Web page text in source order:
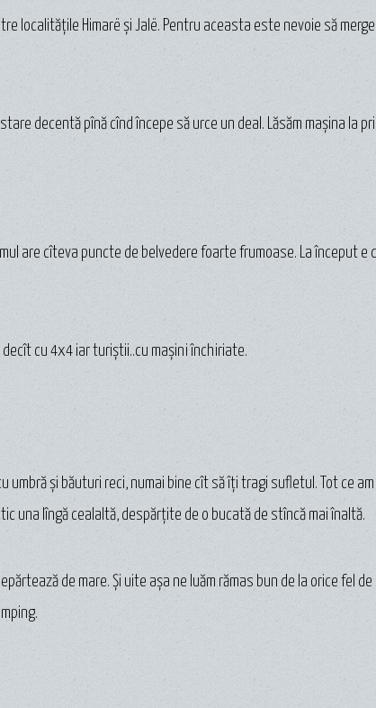
localitățile Himarë și Jalë. Pentru aceasta este nevoie să
decentă pînă cînd începe să urce un deal. Lăsăm mașina la
are cîteva puncte de belvedere foarte frumoase. La început e
cu 4x4 iar turiștii..cu mașini închiriate.
umbră și băuturi reci, numai bine cît să îți tragi sufletul. Tot ce
una lîngă cealaltă, despărțite de o bucată de stîncă mai înaltă.
de mare. Și uite așa ne luăm rămas bun de la orice fel